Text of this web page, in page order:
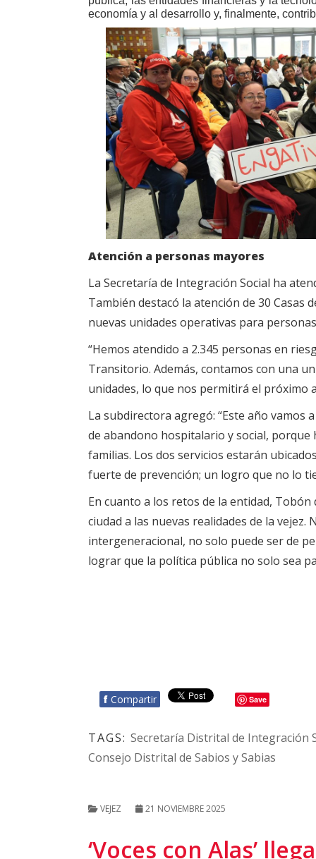
economía y al desarrollo y, finalmente,
Atención a personas mayores
La Secretaría de Integración Social ha
También destacó la atención de 30 Casas
nuevas unidades operativas para
“Hemos atendido a 2.345 personas en
Transitorio. Además, contamos con una
unidades, lo que nos permitirá el próximo
La subdirectora agregó: “Este año vamos
de abandono hospitalario y social, porque
familias. Los dos servicios estarán
fuerte de prevención; un logro que no lo
En cuanto a los retos de la entidad,
ciudad a las nuevas realidades de la
intergeneracional, no solo puede ser de
lograr que la política pública no solo sea
f Compartir Save
TAGS: Secretaría Distrital de Integración
Consejo Distrital de Sabios y Sabias
VEJEZ 21 NOVIEMBRE 2025
‘Voces con Alas’